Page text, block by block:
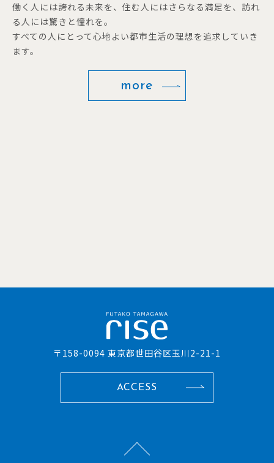
働く人には誇れる未来を、住む人にはさらなる満足を、訪れ
る人には驚きと憧れを。
すべての人にとって心地よい都市生活の理想を追求していき
ます。
more
〒158-0094 東京都世田谷区玉川2-21-1
ACCESS